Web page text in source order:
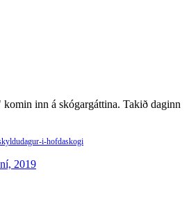
inn á skógargáttina. Takið daginn
i-hofdaskogi
2019